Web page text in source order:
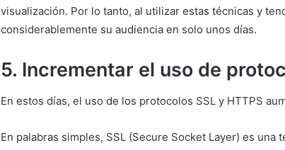
visualización. Por lo tanto, al utilizar estas técnicas y
considerablemente su audiencia en solo unos días.
5. Incrementar el uso de
En estos días, el uso de los protocolos SSL y HTTPS
En palabras simples, SSL (Secure Socket Layer) es